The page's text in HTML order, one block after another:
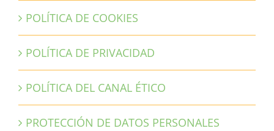
POLÍTICA DE COOKIES
POLÍTICA DE PRIVACIDAD
POLÍTICA DEL CANAL ÉTICO
PROTECCIÓN DE DATOS PERSONALES